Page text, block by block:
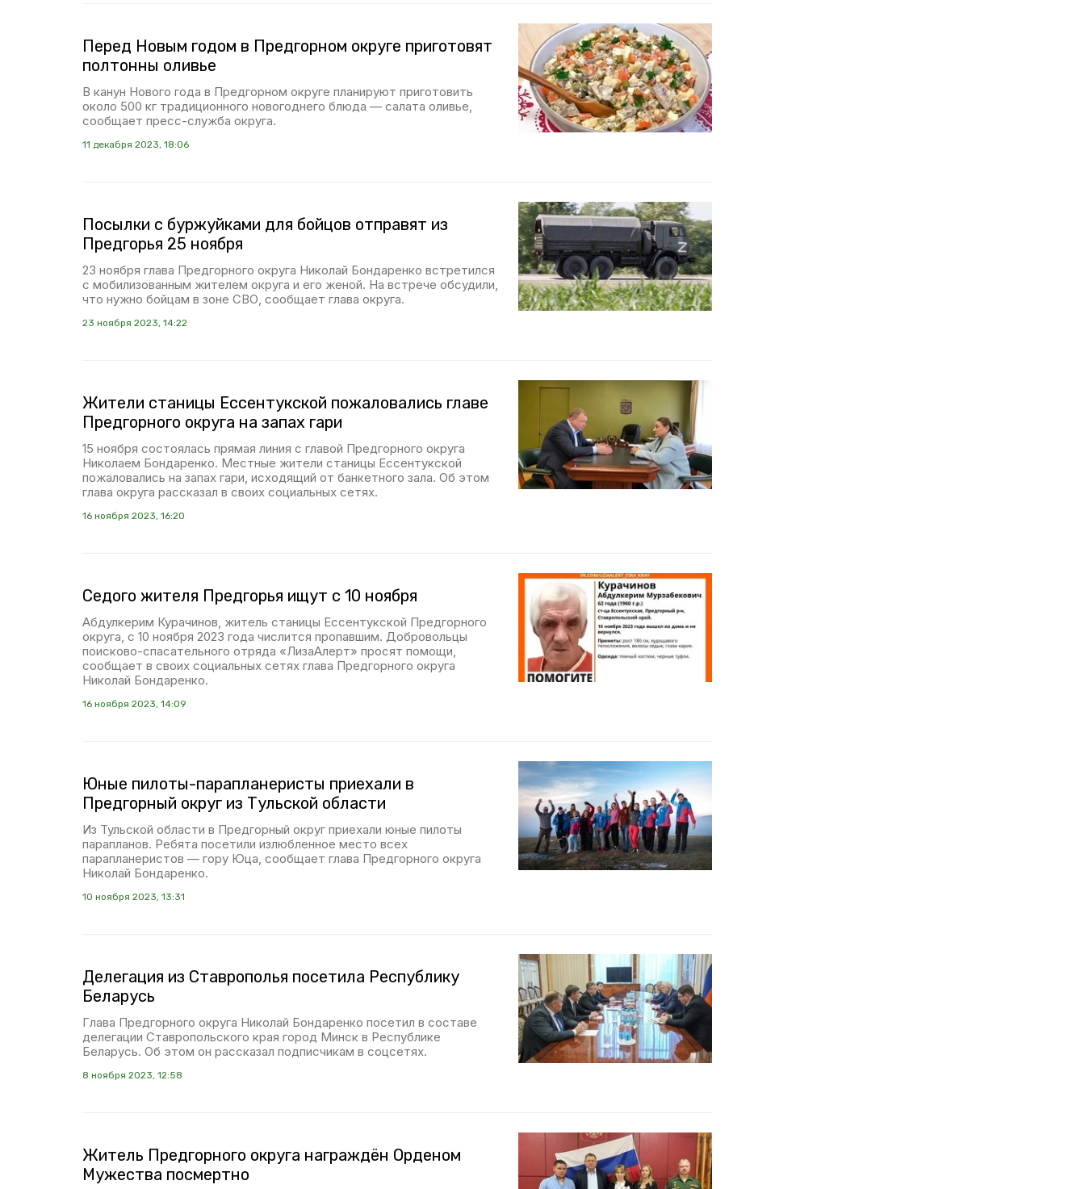
Перед Новым годом в Предгорном округе приготовят
полтонны оливье
В канун Нового года в Предгорном округе планируют приготовить
около 500 кг традиционного новогоднего блюда — салата оливье,
сообщает пресс-служба округа.
11 декабря 2023, 18:06
Посылки с буржуйками для бойцов отправят из
Предгорья 25 ноября
23 ноября глава Предгорного округа Николай Бондаренко встретился
с мобилизованным жителем округа и его женой. На встрече обсудили,
что нужно бойцам в зоне СВО, сообщает глава округа.
23 ноября 2023, 14:22
Жители станицы Ессентукской пожаловались главе
Предгорного округа на запах гари
15 ноября состоялась прямая линия с главой Предгорного округа
Николаем Бондаренко. Местные жители станицы Ессентукской
пожаловались на запах гари, исходящий от банкетного зала. Об этом
глава округа рассказал в своих социальных сетях.
16 ноября 2023, 16:20
Седого жителя Предгорья ищут с 10 ноября
Абдулкерим Курачинов, житель станицы Ессентукской Предгорного
округа, с 10 ноября 2023 года числится пропавшим. Добровольцы
поисково-спасательного отряда «ЛизаАлерт» просят помощи,
сообщает в своих социальных сетях глава Предгорного округа
Николай Бондаренко.
16 ноября 2023, 14:09
Юные пилоты-парапланеристы приехали в
Предгорный округ из Тульской области
Из Тульской области в Предгорный округ приехали юные пилоты
парапланов. Ребята посетили излюбленное место всех
парапланеристов — гору Юца, сообщает глава Предгорного округа
Николай Бондаренко.
10 ноября 2023, 13:31
Делегация из Ставрополья посетила Республику
Беларусь
Глава Предгорного округа Николай Бондаренко посетил в составе
делегации Ставропольского края город Минск в Республике
Беларусь. Об этом он рассказал подписчикам в соцсетях.
8 ноября 2023, 12:58
Житель Предгорного округа награждён Орденом
Мужества посмертно